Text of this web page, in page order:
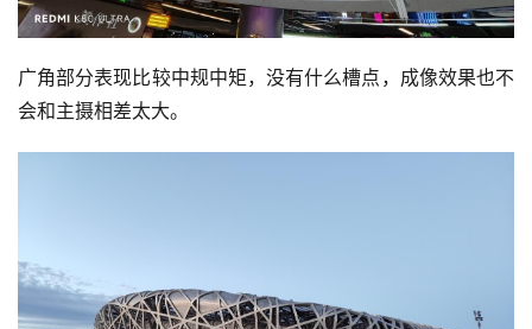
广角部分表现比较中规中矩，没有什么槽点，成像效果也不
会和主摄相差太大。